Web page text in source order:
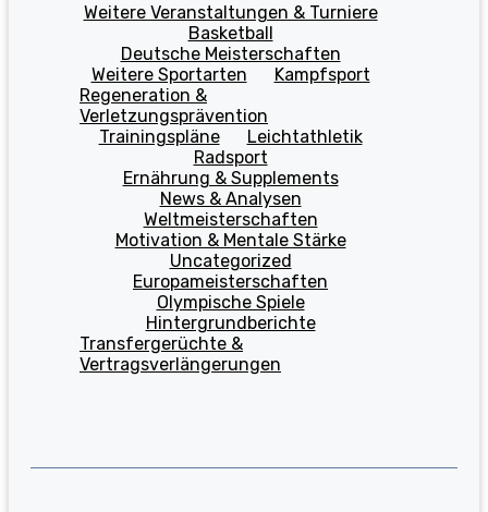
Weitere Veranstaltungen & Turniere
Basketball
Deutsche Meisterschaften
Weitere Sportarten
Kampfsport
Regeneration &
Verletzungsprävention
Trainingspläne
Leichtathletik
Radsport
Ernährung & Supplements
News & Analysen
Weltmeisterschaften
Motivation & Mentale Stärke
Uncategorized
Europameisterschaften
Olympische Spiele
Hintergrundberichte
Transfergerüchte &
Vertragsverlängerungen